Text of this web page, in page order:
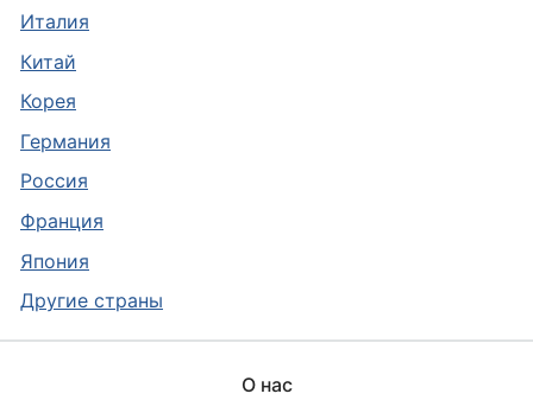
Италия
Китай
Корея
Германия
Россия
Франция
Япония
Другие страны
О нас